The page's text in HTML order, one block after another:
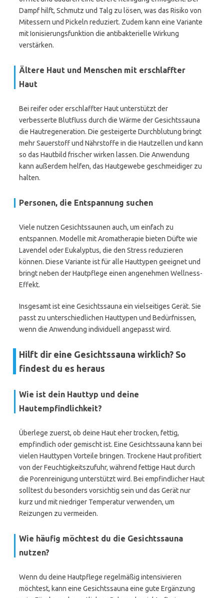
Dampf hilft, Schmutz und Talg zu lösen, was das Risiko von
Mitessern und Pickeln reduziert. Zudem kann eine Variante
mit Ionisierungsfunktion die antibakterielle Wirkung
verstärken.
Ältere Haut und Menschen mit erschlaffter
Haut
Bei reifer oder erschlaffter Haut unterstützt der
verbesserte Blutfluss durch die Wärme der Gesichtssauna
die Hautregeneration. Die gesteigerte Durchblutung bringt
mehr Sauerstoff und Nährstoffe in die Hautzellen und kann
so das Hautbild frischer wirken lassen. Die Anwendung
kann außerdem helfen, das Hautgewebe geschmeidiger zu
halten.
Personen, die Entspannung suchen
Viele nutzen Gesichtssaunen auch, um einfach zu
entspannen. Modelle mit Aromatherapie bieten Düfte wie
Lavendel oder Eukalyptus, die den Stress reduzieren
können. Diese Variante ist für alle Hauttypen geeignet und
bringt neben der Hautpflege einen angenehmen Wellness-
Effekt.
Insgesamt ist eine Gesichtssauna ein vielseitiges Gerät. Sie
passt zu unterschiedlichen Hauttypen und Bedürfnissen,
wenn die Anwendung individuell angepasst wird.
Hilft dir eine Gesichtssauna wirklich? So
findest du es heraus
Wie ist dein Hauttyp und deine
Hautempfindlichkeit?
Überlege zuerst, ob deine Haut eher trocken, fettig,
empfindlich oder gemischt ist. Eine Gesichtssauna kann bei
vielen Hauttypen Vorteile bringen. Trockene Haut profitiert
von der Feuchtigkeitszufuhr, während fettige Haut durch
die Porenreinigung unterstützt wird. Bei empfindlicher Haut
solltest du besonders vorsichtig sein und das Gerät nur
kurz und mit niedriger Temperatur verwenden, um
Reizungen zu vermeiden.
Wie häufig möchtest du die Gesichtssauna
nutzen?
Wenn du deine Hautpflege regelmäßig intensivieren
möchtest, kann eine Gesichtssauna eine gute Ergänzung